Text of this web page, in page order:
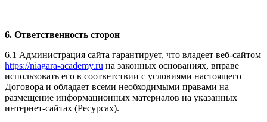
6. Ответственность сторон
6.1 Администрация сайта гарантирует, что владеет веб-сайтом
https://niagara-academy.ru на законных основаниях, вправе
использовать его в соответствии с условиями настоящего
Договора и обладает всеми необходимыми правами на
размещение информационных материалов на указанных
интернет-сайтах (Ресурсах).